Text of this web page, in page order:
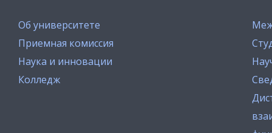
Об университете
Приемная комиссия
Наука и инновации
Колледж